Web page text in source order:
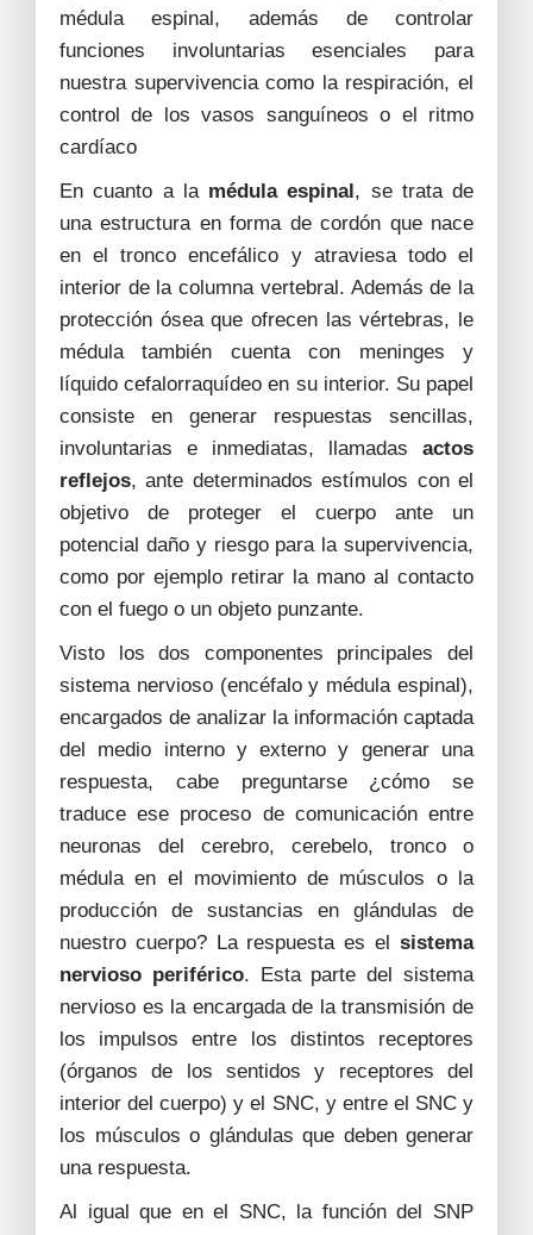
médula espinal, además de controlar
funciones involuntarias esenciales para
nuestra supervivencia como la respiración, el
control de los vasos sanguíneos o el ritmo
cardíaco
En cuanto a la médula espinal , se trata de
una estructura en forma de cordón que nace
en el tronco encefálico y atraviesa todo el
interior de la columna vertebral. Además de la
protección ósea que ofrecen las vértebras, le
médula también cuenta con meninges y
líquido cefalorraquídeo en su interior. Su papel
consiste en generar respuestas sencillas,
involuntarias e inmediatas, llamadas actos
reflejos, ante determinados estímulos con el
objetivo de proteger el cuerpo ante un
potencial daño y riesgo para la supervivencia,
como por ejemplo retirar la mano al contacto
con el fuego o un objeto punzante.
Visto los dos componentes principales del
sistema nervioso (encéfalo y médula espinal),
encargados de analizar la información captada
del medio interno y externo y generar una
respuesta, cabe preguntarse ¿cómo se
traduce ese proceso de comunicación entre
neuronas del cerebro, cerebelo, tronco o
médula en el movimiento de músculos o la
producción de sustancias en glándulas de
nuestro cuerpo? La respuesta es el sistema
nervioso periférico. Esta parte del sistema
nervioso es la encargada de la transmisión de
los impulsos entre los distintos receptores
(órganos de los sentidos y receptores del
interior del cuerpo) y el SNC, y entre el SNC y
los músculos o glándulas que deben generar
una respuesta.
Al igual que en el SNC, la función del SNP